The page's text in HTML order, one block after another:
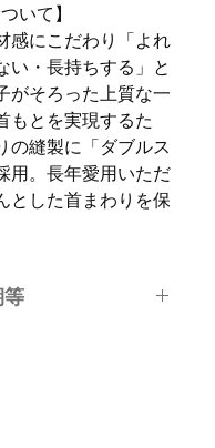
いて】
感にこだわり「よれ
い・長持ちする」と
がそろった上質な一
もとを実現するた
の縫製に「ダブルス
用。長年愛用いただ
とした首まわりを保
送はご注文日より7日以